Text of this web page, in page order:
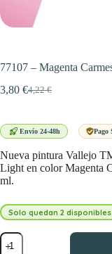
77107 – Magenta
4,22€
El
era:
3,80 €El
es:
Envío 24-48h Pago
Nueva pintura Vallejo
Light en color Magenta
ml.
Solo quedan 2 disponibles
77107